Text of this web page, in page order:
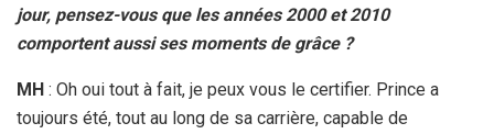
jour, pensez-vous que les années 2000 et 2010
comportent aussi ses moments de grâce ?
MH : Oh oui tout à fait, je peux vous le certifier. Prince a
toujours été, tout au long de sa carrière, capable de